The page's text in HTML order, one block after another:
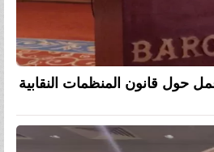
حول قانون المنظمات النقابية